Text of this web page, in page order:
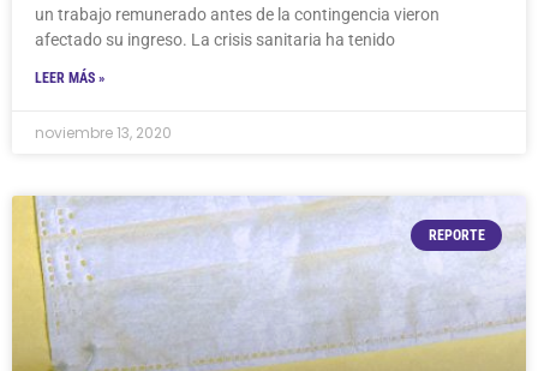
un trabajo remunerado antes de la contingencia vieron
afectado su ingreso. La crisis sanitaria ha tenido
LEER MÁS »
noviembre 13, 2020
REPORTE